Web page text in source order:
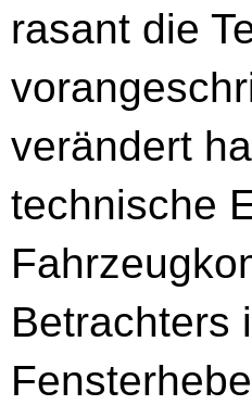
rasant die
verändert
technische
Betrachters